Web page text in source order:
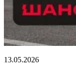
13.05.2026